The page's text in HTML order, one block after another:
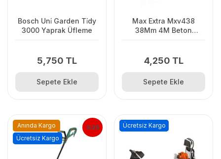
Bosch Uni̇ Garden Ti̇dy
3000 Yaprak Üfleme
5,750 TL
Sepete Ekle
Max Extra Mxv438
38Mm 4M Beton
4,250 TL
Sepete Ekle
%25
Anında Kargo
Ücretsiz Kargo
Ücretsiz Kargo